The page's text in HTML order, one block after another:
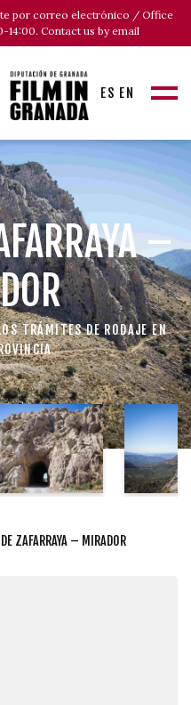
por correo electrónico / Office
14:00. Contact us by email
ES EN
–
TRÁMITES DE RODAJE EN
ZAFARRAYA – MIRADOR